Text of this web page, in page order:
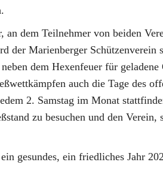
an dem Teilnehmer von beiden
der Marienberger Schützenverein
dem Hexenfeuer für geladene
auch die Tage des
2. Samstag im Monat
zu besuchen und den Verein,
gesundes, ein friedliches Jahr